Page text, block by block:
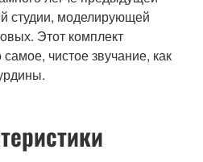
студии, моделирующей
Этот комплект
чистое звучание, как